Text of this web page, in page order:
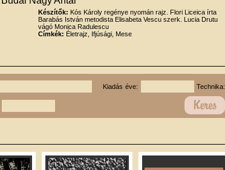
Készítők: Kós Károly regénye nyomán rajz. Flori Liceica írta
Barabás István metodista Elisabeta Vescu szerk. Lucia Drutu
vágó Monica Radulescu
Címkék: Életrajz, Ifjúsági, Mese
Kiadás éve: Technika: